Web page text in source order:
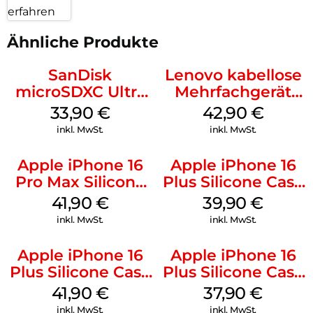
erfahren
Ähnliche Produkte
SanDisk
microSDXC Ultra
128 GB + Adapter
Mobile
33,90 €
inkl. MwSt.
Lenovo kabellose
Mehrfachgerät
Luna Grey
42,90 €
inkl. MwSt.
Apple iPhone 16
Pro Max Silicone
Case MagSafe
Ultramarine
41,90 €
inkl. MwSt.
Apple iPhone 16
Plus Silicone Case
MagSafe Plum
39,90€
inkl. MwSt.
Apple iPhone 16
Plus Silicone Case
MagSafe Stone
Gray
41,90 €
inkl. MwSt.
Apple iPhone 16
Plus Silicone Case
MagSafe Lake
Green
37,90€
inkl. MwSt.